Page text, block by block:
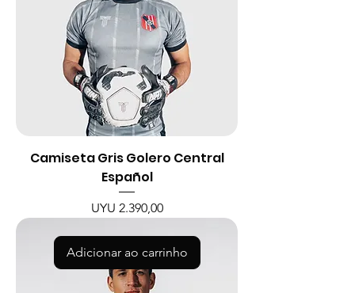
Camiseta Gris Golero Central
Español
Preço
UYU 2.390,00
Adicionar ao carrinho